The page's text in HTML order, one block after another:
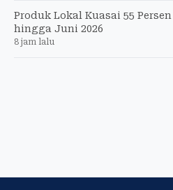
Produk Lokal Kuasai 55
hingga Juni 2026
8 jam lalu